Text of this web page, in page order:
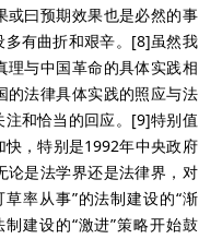
或曰预期效果也是必然的事
有曲折和艰辛。[8]虽然我
理与中国革命的具体实践相
的法律具体实践的照应与法
和恰当的回应。[9]特别值
，特别是1992年中央政府
论是法学界还是法律界，对
率从事”的法制建设的“渐
建设的“激进”策略开始鼓